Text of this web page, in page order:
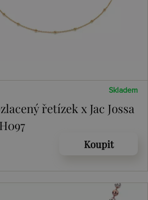
Skladem
řetízek x Jac Jossa
Koupit